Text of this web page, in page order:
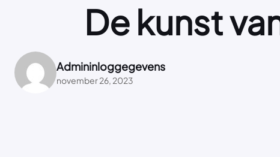
De kunst
Admininloggegevens
november 26, 2023